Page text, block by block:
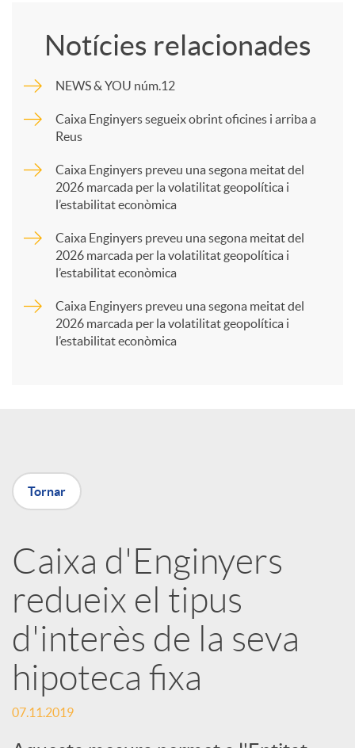
p
a
X
r
x
e
s
Notícies relacionades
NEWS & YOU núm.12
Caixa Enginyers segueix obrint oficines i arriba a
Reus
Caixa Enginyers preveu una segona meitat del
2026 marcada per la volatilitat geopolítica i
l’estabilitat econòmica
Caixa Enginyers preveu una segona meitat del
2026 marcada per la volatilitat geopolítica i
l’estabilitat econòmica
Caixa Enginyers preveu una segona meitat del
2026 marcada per la volatilitat geopolítica i
l’estabilitat econòmica
Tornar
Caixa d'Enginyers
redueix el tipus
d'interès de la seva
hipoteca fixa
07.11.2019